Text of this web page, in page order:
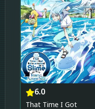
6.0
That Time I Got